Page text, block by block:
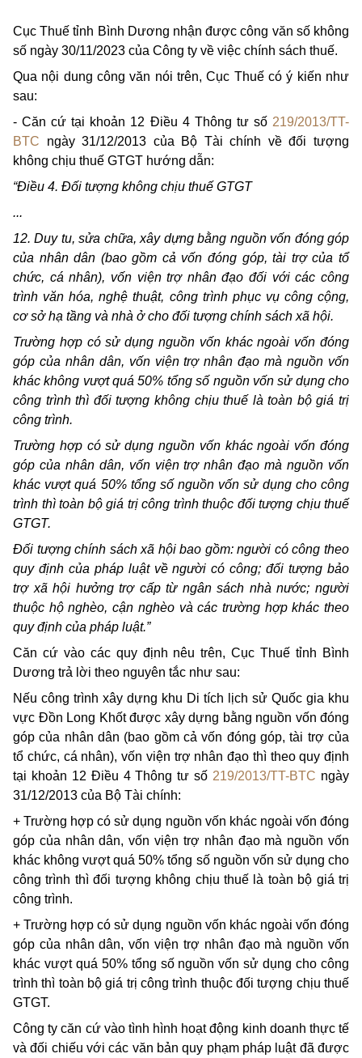
Cục Thuế tỉnh Bình Dương nhận được công văn số không
số ngày 30/11/2023 của Công ty về việc chính sách thuế.
Qua nội dung công văn nói trên, Cục Thuế có ý kiến như
sau:
- Căn cứ tại khoản 12 Điều 4 Thông tư số 219/2013/TT-
BTC ngày 31/12/2013 của Bộ Tài chính về đối tượng
không chịu thuế GTGT hướng dẫn:
“Điều 4. Đối tượng không chịu thuế GTGT
...
12. Duy tu, sửa chữa, xây dựng bằng nguồn vốn đóng góp
của nhân dân (bao gồm cả vốn đóng góp, tài trợ của tổ
chức, cá nhân), vốn viện trợ nhân đạo đối với các công
trình văn hóa, nghệ thuật, công trình phục vụ công cộng,
cơ sở hạ tầng và nhà ở cho đối tượng chính sách xã hội.
Trường hợp có sử dụng nguồn vốn khác ngoài vốn đóng
góp của nhân dân, vốn viện trợ nhân đạo mà nguồn vốn
khác không vượt quá 50% tổng số nguồn vốn sử dụng cho
công trình thì đối tượng không chịu thuế là toàn bộ giá trị
công trình.
Trường hợp có sử dụng nguồn vốn khác ngoài vốn đóng
góp của nhân dân, vốn viện trợ nhân đạo mà nguồn vốn
khác vượt quá 50% tổng số nguồn vốn sử dụng cho công
trình thì toàn bộ giá trị công trình thuộc đối tượng chịu thuế
GTGT.
Đối tượng chính sách xã hội bao gồm: người có công theo
quy định của pháp luật về người có công; đối tượng bảo
trợ xã hội hưởng trợ cấp từ ngân sách nhà nước; người
thuộc hộ nghèo, cận nghèo và các trường hợp khác theo
quy định của pháp luật.”
Căn cứ vào các quy định nêu trên, Cục Thuế tỉnh Bình
Dương trả lời theo nguyên tắc như sau:
Nếu công trình xây dựng khu Di tích lịch sử Quốc gia khu
vực Đồn Long Khốt được xây dựng bằng nguồn vốn đóng
góp của nhân dân (bao gồm cả vốn đóng góp, tài trợ của
tổ chức, cá nhân), vốn viện trợ nhân đạo thì theo quy định
tại khoản 12 Điều 4 Thông tư số 219/2013/TT-BTC ngày
31/12/2013 của Bộ Tài chính:
+ Trường hợp có sử dụng nguồn vốn khác ngoài vốn đóng
góp của nhân dân, vốn viện trợ nhân đạo mà nguồn vốn
khác không vượt quá 50% tổng số nguồn vốn sử dụng cho
công trình thì đối tượng không chịu thuế là toàn bộ giá trị
công trình.
+ Trường hợp có sử dụng nguồn vốn khác ngoài vốn đóng
góp của nhân dân, vốn viện trợ nhân đạo mà nguồn vốn
khác vượt quá 50% tổng số nguồn vốn sử dụng cho công
trình thì toàn bộ giá trị công trình thuộc đối tượng chịu thuế
GTGT.
Công ty căn cứ vào tình hình hoạt động kinh doanh thực tế
và đối chiếu với các văn bản quy phạm pháp luật đã được